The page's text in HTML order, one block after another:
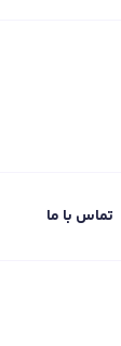
تماس با ما